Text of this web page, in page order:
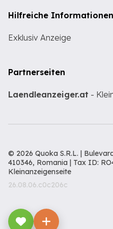
Hilfreiche Informationen
Exklusiv Anzeige
Partnerseiten
Laendleanzeiger.at -
© 2026 Quoka S.R.L. |
410346, Romania | Tax ID:
Kleinanzeigenseite
26.08.06.c0c206c